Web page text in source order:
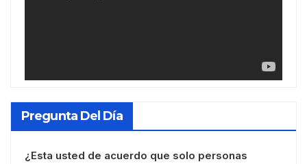
Pregunta Del Día
¿Esta usted de acuerdo que solo personas